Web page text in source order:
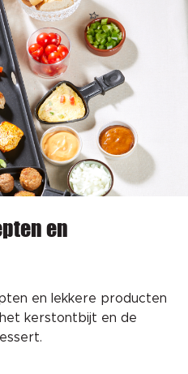
en
en lekkere producten
het kerstontbijt en de